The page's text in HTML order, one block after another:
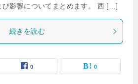
び影響についてまとめます。 西 […]
続きを読む
0 0